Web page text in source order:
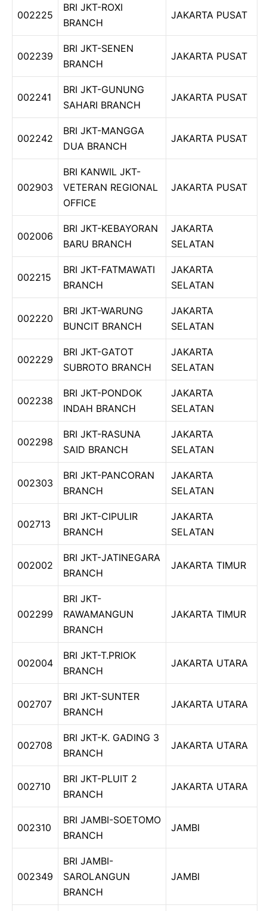
002225
BRI JKT-ROXI
BRANCH
JAKARTA PUSAT
002239
BRI JKT-SENEN
BRANCH
JAKARTA PUSAT
002241
BRI JKT-GUNUNG
SAHARI BRANCH
JAKARTA PUSAT
002242
BRI JKT-MANGGA
DUA BRANCH
JAKARTA PUSAT
002903
BRI KANWIL JKT-
VETERAN REGIONAL
OFFICE
JAKARTA PUSAT
002006
BRI JKT-KEBAYORAN
BARU BRANCH
JAKARTA
SELATAN
002215
BRI JKT-FATMAWATI
BRANCH
JAKARTA
SELATAN
002220
BRI JKT-WARUNG
BUNCIT BRANCH
JAKARTA
SELATAN
002229
BRI JKT-GATOT
SUBROTO BRANCH
JAKARTA
SELATAN
002238
BRI JKT-PONDOK
INDAH BRANCH
JAKARTA
SELATAN
002298
BRI JKT-RASUNA
SAID BRANCH
JAKARTA
SELATAN
002303
BRI JKT-PANCORAN
BRANCH
JAKARTA
SELATAN
002713
BRI JKT-CIPULIR
BRANCH
JAKARTA
SELATAN
002002
BRI JKT-JATINEGARA
BRANCH
JAKARTA TIMUR
002299
BRI JKT-
RAWAMANGUN
BRANCH
JAKARTA TIMUR
002004
BRI JKT-T.PRIOK
BRANCH
JAKARTA UTARA
002707
BRI JKT-SUNTER
BRANCH
JAKARTA UTARA
002708
BRI JKT-K. GADING 3
BRANCH
JAKARTA UTARA
002710
BRI JKT-PLUIT 2
BRANCH
JAKARTA UTARA
002310
BRI JAMBI-SOETOMO
BRANCH
JAMBI
002349
BRI JAMBI-
SAROLANGUN
BRANCH
JAMBI